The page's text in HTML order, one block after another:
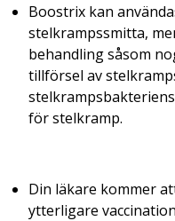
Boostrix kan
stelkrampssmitta,
behandling såsom
tillförsel av
för stelkramp.
Din läkare kommer
ytterligare